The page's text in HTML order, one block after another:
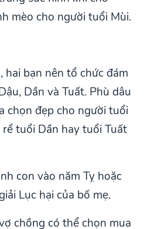
mèo cho người tuổi Mùi.
hai bạn nên tổ chức đám
Dần và Tuất. Phù dâu
chọn đẹp cho người tuổi
tuổi Dần hay tuổi Tuất
con vào năm Tỵ hoặc
Lục hại của bố mẹ.
chồng có thể chọn mua